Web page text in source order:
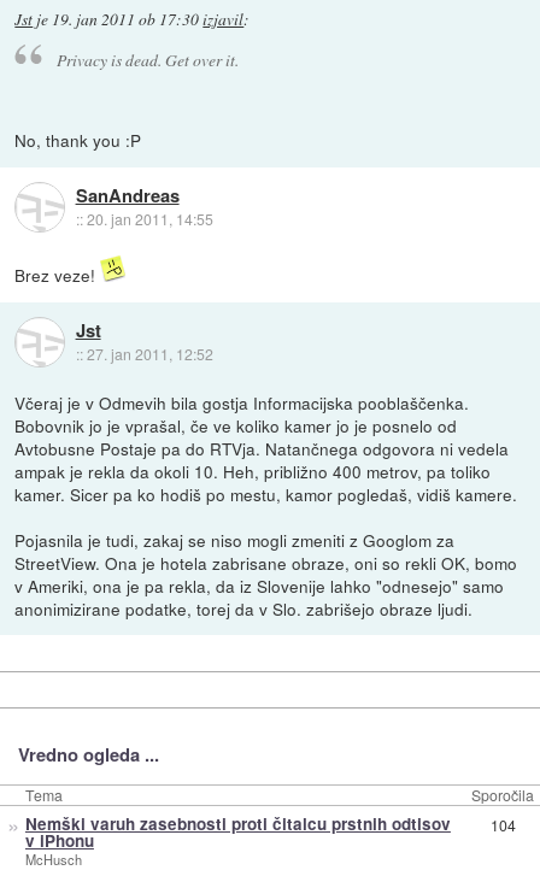
Jst je 19. jan 2011 ob 17:30izjavil:
Privacy is dead. Get over it.
No, thank you :P
SanAndreas
::20. jan 2011, 14:55
Brez veze!
Jst
::27. jan 2011, 12:52
Včeraj je v Odmevih bila gostja Informacijska pooblaščenka.
Bobovnik jo je vprašal, če ve koliko kamer jo je posnelo od
Avtobusne Postaje pa do RTVja. Natančnega odgovora ni vedela
ampak je rekla da okoli 10. Heh, približno 400 metrov, pa toliko
kamer. Sicer pa ko hodiš po mestu, kamor pogledaš, vidiš kamere.
Pojasnila je tudi, zakaj se niso mogli zmeniti z Googlom za
StreetView. Ona je hotela zabrisane obraze, oni so rekli OK, bomo
v Ameriki, ona je pa rekla, da iz Slovenije lahko "odnesejo" samo
anonimizirane podatke, torej da v Slo. zabrišejo obraze ljudi.
Vredno ogleda ...
Tema Sporočila
» Nemški varuh zasebnosti proti čitalcu prstnih odtisov
v iPhonu
McHusch
104